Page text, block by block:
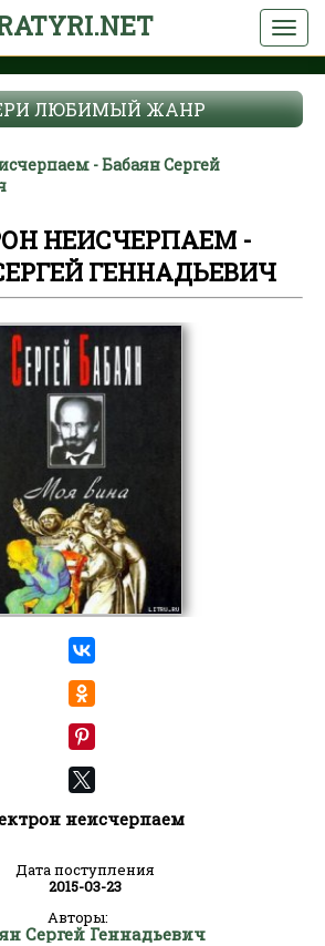
ЛЮБИМЫЙ ЖАНР
- Бабаян Сергей
НЕИСЧЕРПАЕМ -
ГЕННАДЬЕВИЧ
неисчерпаем
Дата поступления
2015-03-23
Авторы:
Сергей Геннадьевич